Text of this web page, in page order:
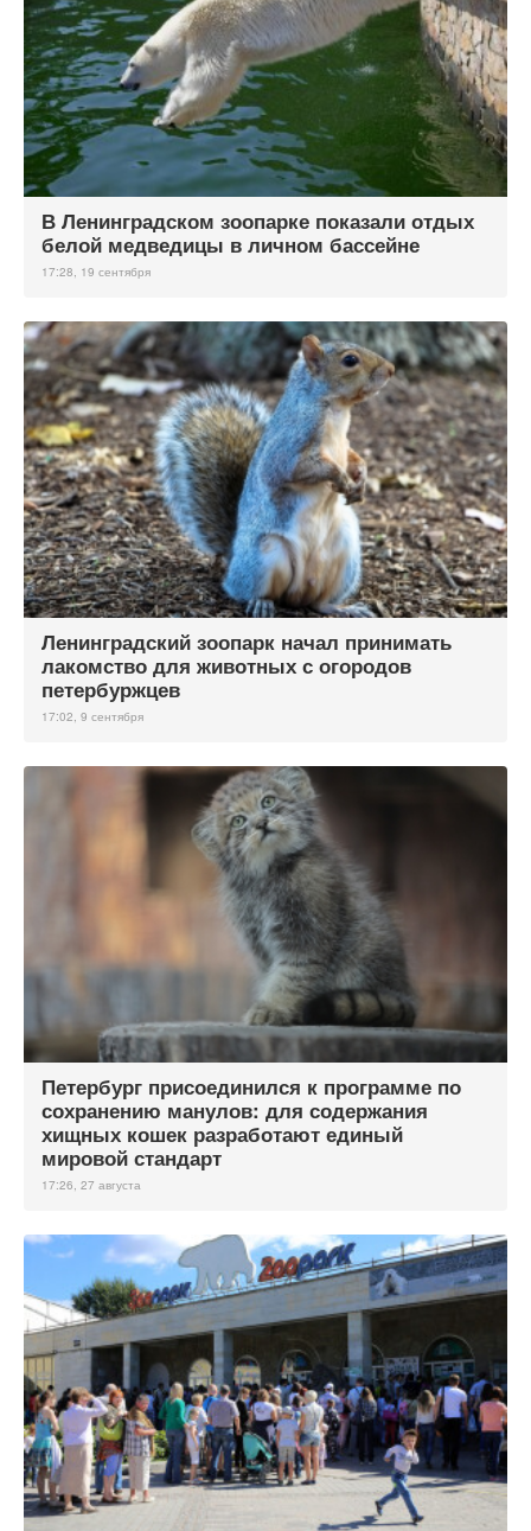
В Ленинградском зоопарке показали отдых
белой медведицы в личном бассейне
17:28, 19 сентября
Ленинградский зоопарк начал принимать
лакомство для животных с огородов
петербуржцев
17:02, 9 сентября
Петербург присоединился к программе по
сохранению манулов: для содержания
хищных кошек разработают единый
мировой стандарт
17:26, 27 августа